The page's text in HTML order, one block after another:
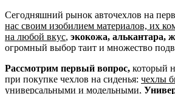
Сегодняшний рынок авточехлов на
нас своим изобилием материалов, их
на любой вкус, экокожа, алькантара,
огромный выбор таит и множество
Рассмотрим первый вопрос, который
при покупке чехлов на сиденья: чехлы
универсальными и модельными.